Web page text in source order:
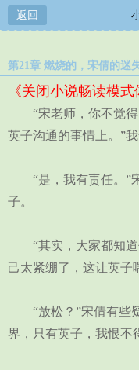
返回
第21章 燃烧的，宋倩的迷
《关闭小说畅读模式
“宋老师，你不觉得
英子沟通的事情上。”我
“是，我有责任。”宋
子。
“其实，大家都知道
己太紧绷了，这让英子
“放松？”宋倩有些疑
界，只有英子，我恨不